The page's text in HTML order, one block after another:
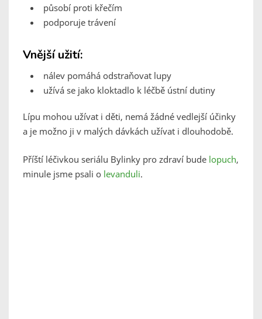
působí proti křečím
podporuje trávení
Vnější užití:
nálev pomáhá odstraňovat lupy
užívá se jako kloktadlo k léčbě ústní dutiny
Lípu mohou užívat i děti, nemá žádné vedlejší účinky
a je možno ji v malých dávkách užívat i dlouhodobě.
Příští léčivkou seriálu Bylinky pro zdraví bude lopuch,
minule jsme psali o levanduli.